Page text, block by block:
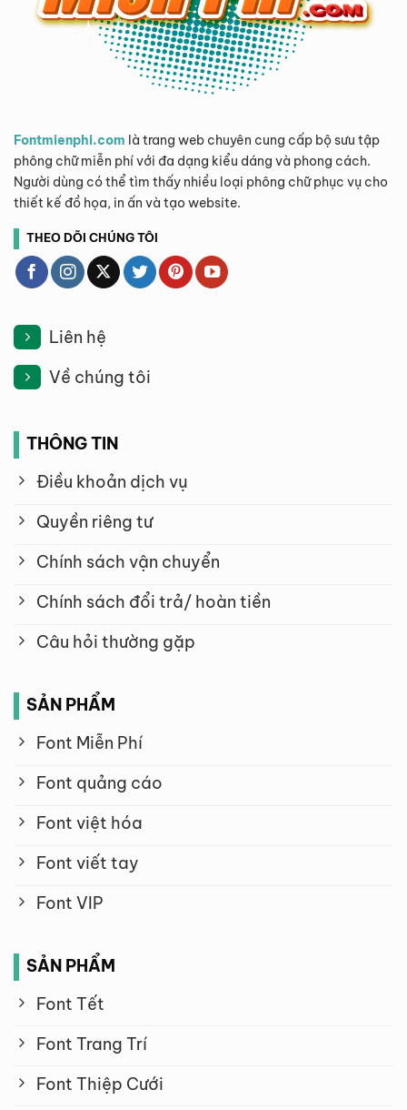
Fontmienphi.com là trang web chuyên cung cấp bộ sưu tập
phông chữ miễn phí với đa dạng kiểu dáng và phong cách.
Người dùng có thể tìm thấy nhiều loại phông chữ phục vụ cho
thiết kế đồ họa, in ấn và tạo website.
THEO DÕI CHÚNG TÔI
Liên hệ
Về chúng tôi
THÔNG TIN
Điều khoản dịch vụ
Quyền riêng tư
Chính sách vận chuyển
Chính sách đổi trả/ hoàn tiền
Câu hỏi thường gặp
SẢN PHẨM
Font Miễn Phí
Font quảng cáo
Font việt hóa
Font viết tay
Font VIP
SẢN PHẨM
Font Tết
Font Trang Trí
Font Thiệp Cưới